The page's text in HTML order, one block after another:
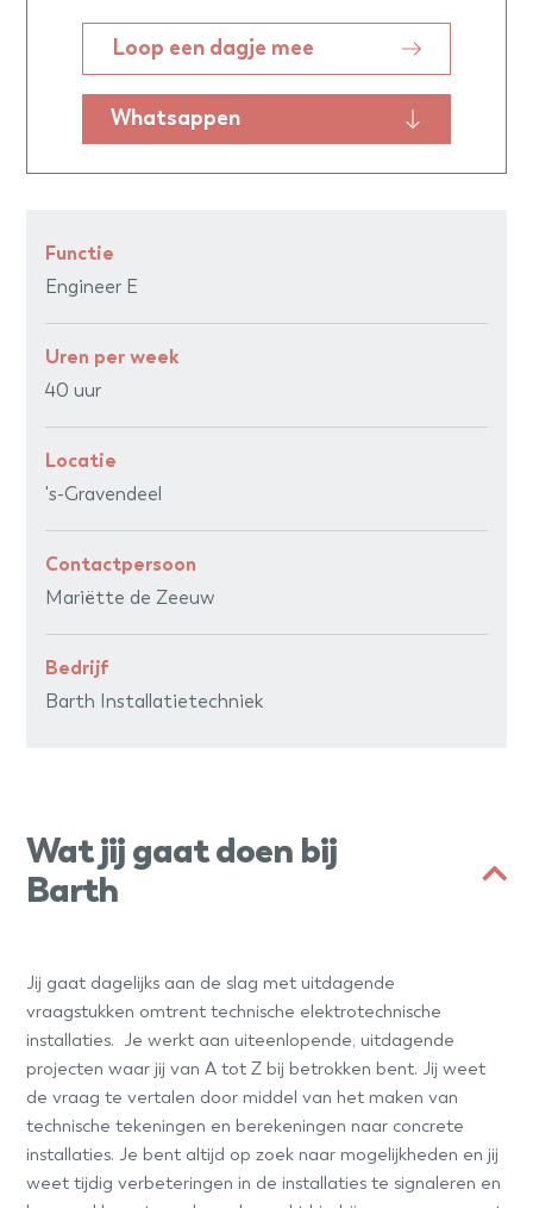
Loop een dagje mee
Whatsappen
Functie
Engineer E
Uren per week
40 uur
Locatie
's-Gravendeel
Contactpersoon
Mariëtte de Zeeuw
Bedrijf
Barth Installatietechniek
Wat jij gaat doen bij
Barth
Jij gaat dagelijks aan de slag met uitdagende
vraagstukken omtrent technische elektrotechnische
installaties. Je werkt aan uiteenlopende, uitdagende
projecten waar jij van A tot Z bij betrokken bent. Jij weet
de vraag te vertalen door middel van het maken van
technische tekeningen en berekeningen naar concrete
installaties. Je bent altijd op zoek naar mogelijkheden en jij
weet tijdig verbeteringen in de installaties te signaleren en